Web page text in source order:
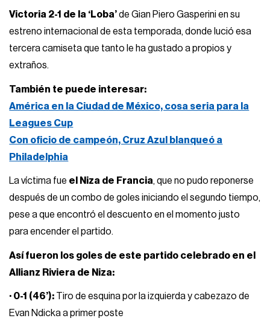
Victoria 2-1 de la ‘Loba’de Gian Piero Gasperini en su
estreno internacional de esta temporada, donde lució esa
tercera camiseta que tanto le ha gustado a propios y
extraños.
También te puede interesar:
América en la Ciudad de México, cosa seria para la
Leagues Cup
Con oficio de campeón, Cruz Azul blanqueó a
Philadelphia
La víctima fue el Niza de Francia, que no pudo reponerse
después de un combo de goles iniciando el segundo tiempo,
pese a que encontró el descuento en el momento justo
para encender el partido.
Así fueron los goles de este partido celebrado en el
Allianz Riviera de Niza:
· 0-1 (46’): Tiro de esquina por la izquierda y cabezazo de
Evan Ndicka a primer poste